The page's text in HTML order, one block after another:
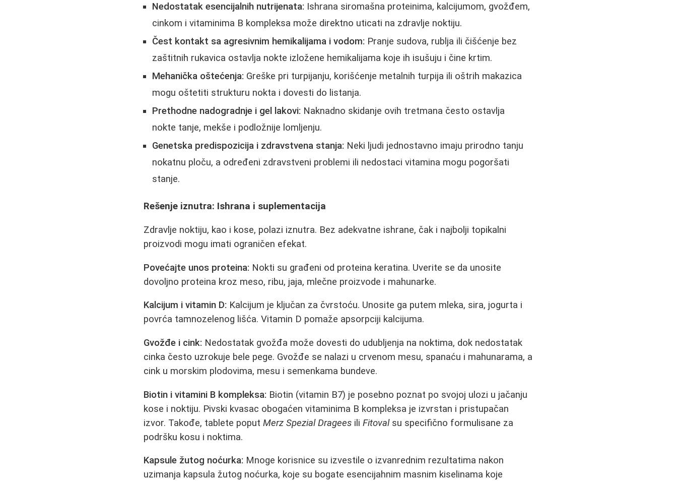
Nedostatak esencijalnih nutrijenata: Ishrana siromašna proteinima, kalcijumom, gvožđem,
cinkom i vitaminima B kompleksa može direktno uticati na zdravlje noktiju.
Čest kontakt sa agresivnim hemikalijama i vodom: Pranje sudova, rublja ili čišćenje bez
zaštitnih rukavica ostavlja nokte izložene hemikalijama koje ih isušuju i čine krtim.
Mehanička oštećenja: Greške pri turpijanju, korišćenje metalnih turpija ili oštrih makazica
mogu oštetiti strukturu nokta i dovesti do listanja.
Prethodne nadogradnje i gel lakovi: Naknadno skidanje ovih tretmana često ostavlja
nokte tanje, mekše i podložnije lomljenju.
Genetska predispozicija i zdravstvena stanja: Neki ljudi jednostavno imaju prirodno tanju
nokatnu ploču, a određeni zdravstveni problemi ili nedostaci vitamina mogu pogoršati
stanje.
Rešenje iznutra: Ishrana i suplementacija
Zdravlje noktiju, kao i kose, polazi iznutra. Bez adekvatne ishrane, čak i najbolji topikalni
proizvodi mogu imati ograničen efekat.
Povećajte unos proteina: Nokti su građeni od proteina keratina. Uverite se da unosite
dovoljno proteina kroz meso, ribu, jaja, mlečne proizvode i mahunarke.
Kalcijum i vitamin D: Kalcijum je ključan za čvrstoću. Unosite ga putem mleka, sira, jogurta i
povrća tamnozelenog lišća. Vitamin D pomaže apsorpciji kalcijuma.
Gvožđe i cink: Nedostatak gvožđa može dovesti do udubljenja na noktima, dok nedostatak
cinka često uzrokuje bele pege. Gvožđe se nalazi u crvenom mesu, spanaću i mahunarama, a
cink u morskim plodovima, mesu i semenkama bundeve.
Biotin i vitamini B kompleksa: Biotin (vitamin B7) je posebno poznat po svojoj ulozi u jačanju
kose i noktiju. Pivski kvasac obogaćen vitaminima B kompleksa je izvrstan i pristupačan
izvor. Takođe, tablete poputMerz Spezial Dragees iliFitovalsu specifično formulisane za
podršku kosu i noktima.
Kapsule žutog noćurka: Mnoge korisnice su izvestile o izvanrednim rezultatima nakon
uzimanja kapsula žutog noćurka, koje su bogate esencijahnim masnim kiselinama koje